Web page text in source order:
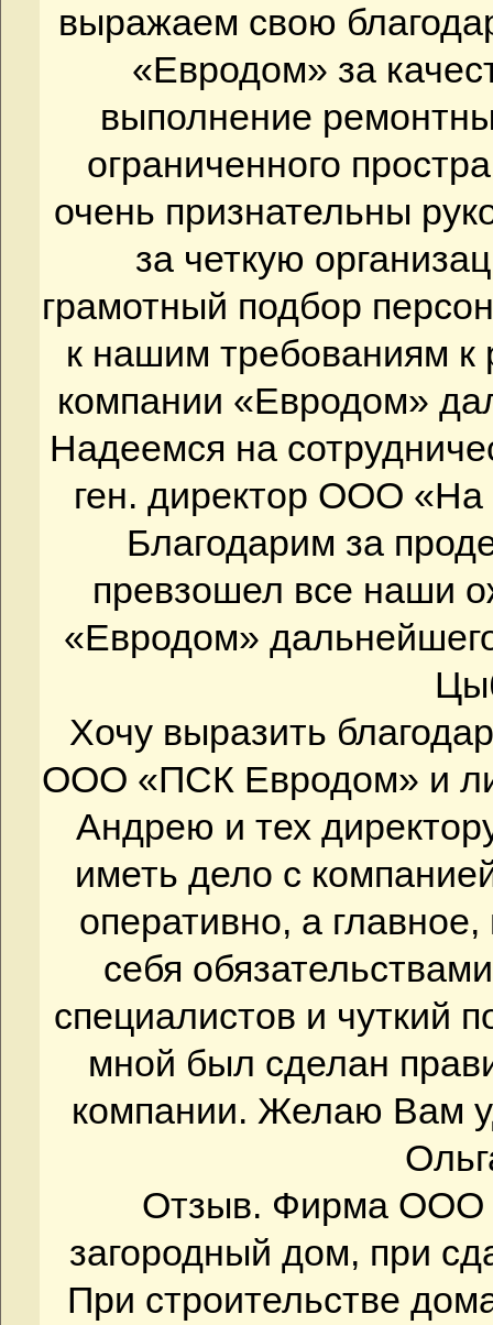
выражаем свою
«Евродом» за
выполнение
ограниченного
очень признательны
за четкую
грамотный подбор
к нашим требованиям
компании «Евродом»
Надеемся на
ген. директор ООО «На
Благодарим за
превзошел все наши
«Евродом»
Хочу выразить
ООО «ПСК Евродом» и
Андрею и тех
иметь дело с
оперативно, а
себя
специалистов и чуткий
мной был сделан
компании. Желаю Вам
Отзыв. Фирма ООО
загородный дом, при
При строительстве